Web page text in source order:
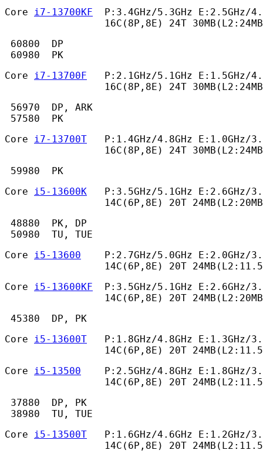
Core i7-13700KF
P:3.4GHz/5.3GHz E:2.5GHz/
16C(8P,8E) 24T
60800  DP
60980  PK
Core i7-13700F
P:2.1GHz/5.1GHz E:1.5GHz/
16C(8P,8E) 24T
56970  DP, ARK
57580  PK
Core i7-13700T
P:1.4GHz/4.8GHz E:1.0GHz/
16C(8P,8E) 24T
59980  PK
Core i5-13600K
P:3.5GHz/5.1GHz E:2.6GHz/
14C(6P,8E) 20T
48880  PK, DP
50980  TU, TUE
Core i5-13600
P:2.7GHz/5.0GHz E:2.0GHz/
14C(6P,8E) 20T
Core i5-13600KF
P:3.5GHz/5.1GHz E:2.6GHz/
14C(6P,8E) 20T
45380  DP, PK
Core i5-13600T
P:1.8GHz/4.8GHz E:1.3GHz/
14C(6P,8E) 20T
Core i5-13500
P:2.5GHz/4.8GHz E:1.8GHz/
14C(6P,8E) 20T
37880  DP, PK
38980  TU, TUE
Core i5-13500T
P:1.6GHz/4.6GHz E:1.2GHz/
14C(6P,8E) 20T